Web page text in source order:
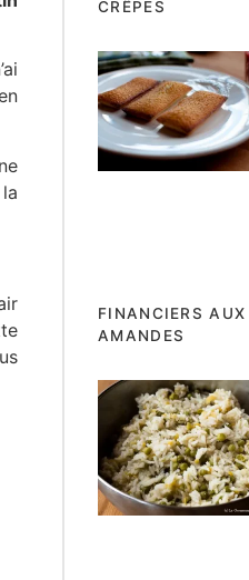
CRÊPES
FINANCIERS AUX
AMANDES